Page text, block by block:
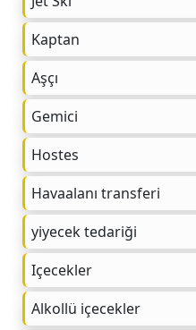
Kaptan
Aşçı
Gemici
Hostes
Havaalanı transferi
yiyecek tedariği
Içecekler
Alkollü içecekler